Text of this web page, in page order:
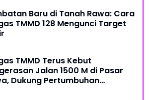
Baru di Tanah Rawa: Cara
TMMD 128 Mengunci Target
TMMD Terus Kebut
Jalan 1500 M di Pasar
Dukung Pertumbuhan